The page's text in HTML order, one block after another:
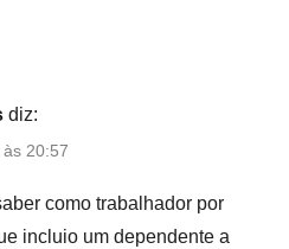
diz:
20:57
como trabalhador por
incluio um dependente a